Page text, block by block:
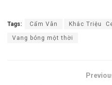
Tags: Cẩm Vân Khắc Triệu
Vang bóng một thời